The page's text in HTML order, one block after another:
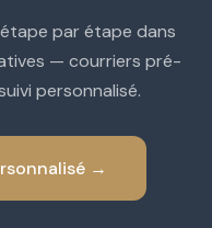
par étape dans
— courriers pré-
personnalisé.
→